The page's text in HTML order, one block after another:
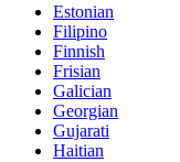
Estonian
Filipino
Finnish
Frisian
Galician
Georgian
Gujarati
Haitian